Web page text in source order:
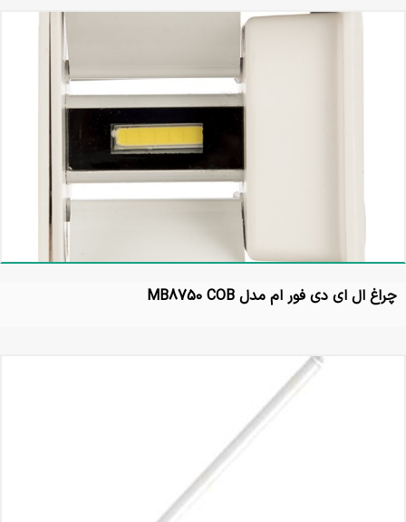
چراغ ال ای دی فور ام مدل MB8750 COB